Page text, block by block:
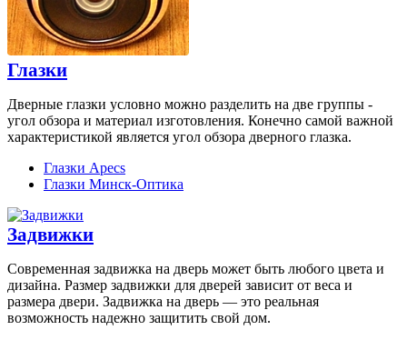
Глазки
Дверные глазки условно можно разделить на две группы -
угол обзора и материал изготовления. Конечно самой важной
характеристикой является угол обзора дверного глазка.
Глазки Apecs
Глазки Минск-Оптика
Задвижки
Современная задвижка на дверь может быть любого цвета и
дизайна. Размер задвижки для дверей зависит от веса и
размера двери. Задвижка на дверь — это реальная
возможность надежно защитить свой дом.